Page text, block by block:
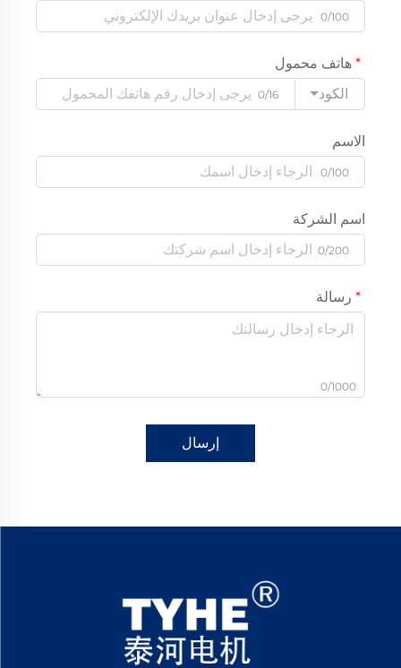
0/100
هاتف محمول
الكود
0/16
الاسم
0/100
اسم الشركة
0/200
رسالة
0/1000
إرسال